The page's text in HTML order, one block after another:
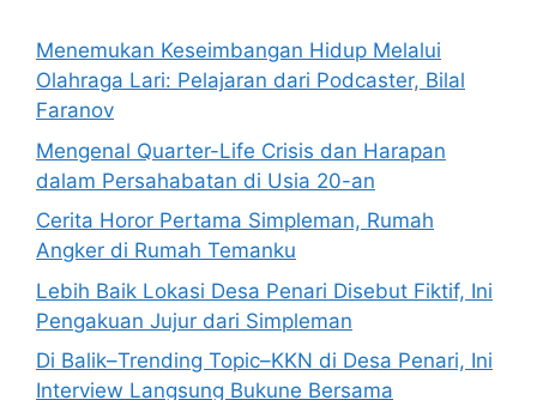
Menemukan Keseimbangan Hidup Melalui
Olahraga Lari: Pelajaran dari Podcaster, Bilal
Faranov
Mengenal Quarter-Life Crisis dan Harapan
dalam Persahabatan di Usia 20-an
Cerita Horor Pertama Simpleman, Rumah
Angker di Rumah Temanku
Lebih Baik Lokasi Desa Penari Disebut Fiktif, Ini
Pengakuan Jujur dari Simpleman
Di Balik–Trending Topic–KKN di Desa Penari, Ini
Interview Langsung Bukune Bersama